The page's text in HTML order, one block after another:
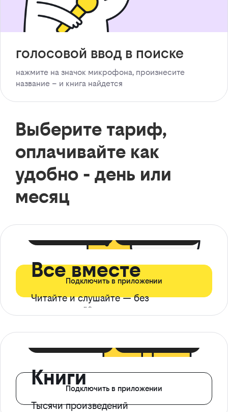
голосовой ввод в поиске
нажмите на значок микрофона, произнесите
название – и книга найдется
Выберите тариф,
оплачивайте как
удобно - день или
месяц
Все вместе
Читайте и слушайте — без
ограничений*
Подключить в приложении
Книги
Тысячи произведений
Подключить в приложении